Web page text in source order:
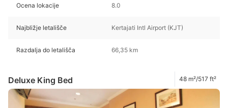
Ocena lokacije 8.0
Najbližje letališče Kertajati Intl Airport (KJT)
Razdalja do letališča 66,35 km
Deluxe King Bed 48 m²/517 ft²